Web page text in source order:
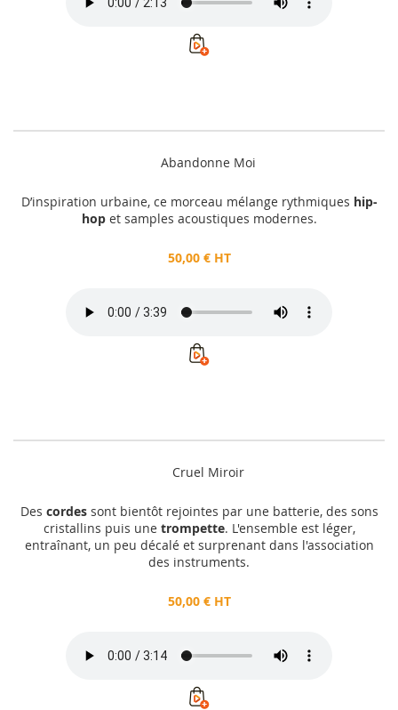
Abandonne Moi
D’inspiration urbaine, ce morceau mélange rythmiques hip-
hopet samples acoustiques modernes.
50,00 € HT
Cruel Miroir
Des cordessont bientôt rejointes par une batterie, des sons
cristallins puis une trompette. L'ensemble est léger,
entraînant, un peu décalé et surprenant dans l'association
des instruments.
50,00 € HT